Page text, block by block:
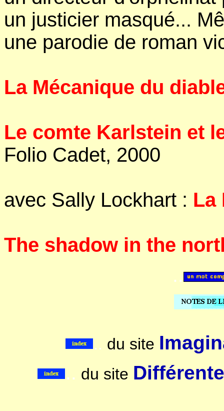
un justicier masqué...
une parodie de roman
La Mécanique du
Le comte Karlstein et
Folio Cadet, 2000
avec Sally Lockhart : La
The shadow in the
..
.. du site
.. du site